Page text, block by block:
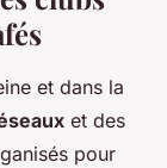
et dans la
et des
pour